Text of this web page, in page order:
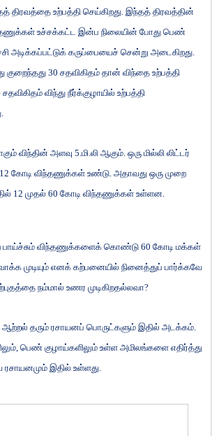
திரவத்தை உற்பத்தி செய்கிறது. இந்தத் திரவத்தின்
உச்சக்கட்ட இன்ப நிலையின் போது பெண்
அடிக்கப்பட்டுக் கருப்பையைச் சென்று அடைகிறது.
குறைந்தது30 சதவிகிதம் தான் விந்தை உற்பத்தி
சதவிகிதம் விந்து நீர்க்குழாயில் உற்பத்தி
விந்தின் அளவு 5.மி.லி ஆகும். ஒரு மில்லி லிட்டர்
12 கோடி விந்தணுக்கள் உண்டு. அதாவது ஒரு முறை
12 முதல் 60 கோடி விந்தணுக்கள் உள்ளன.
பாய்ச்சும் விந்தணுக்களைக் கொண்டு 60 கோடி மக்கள்
முடியும் எனக் கற்பனையில் நினைத்துப் பார்க்கவே
நம்மால் உணர முடிகிறதல்லவா?
ஆற்றல் தரும் ரசாயனப் பொருட்களும் இதில் அடக்கம்.
, பெண் குழாய்களிலும் உள்ள அமிலங்களை எதிர்த்து
ரசாயனமும் இதில் உள்ளது.